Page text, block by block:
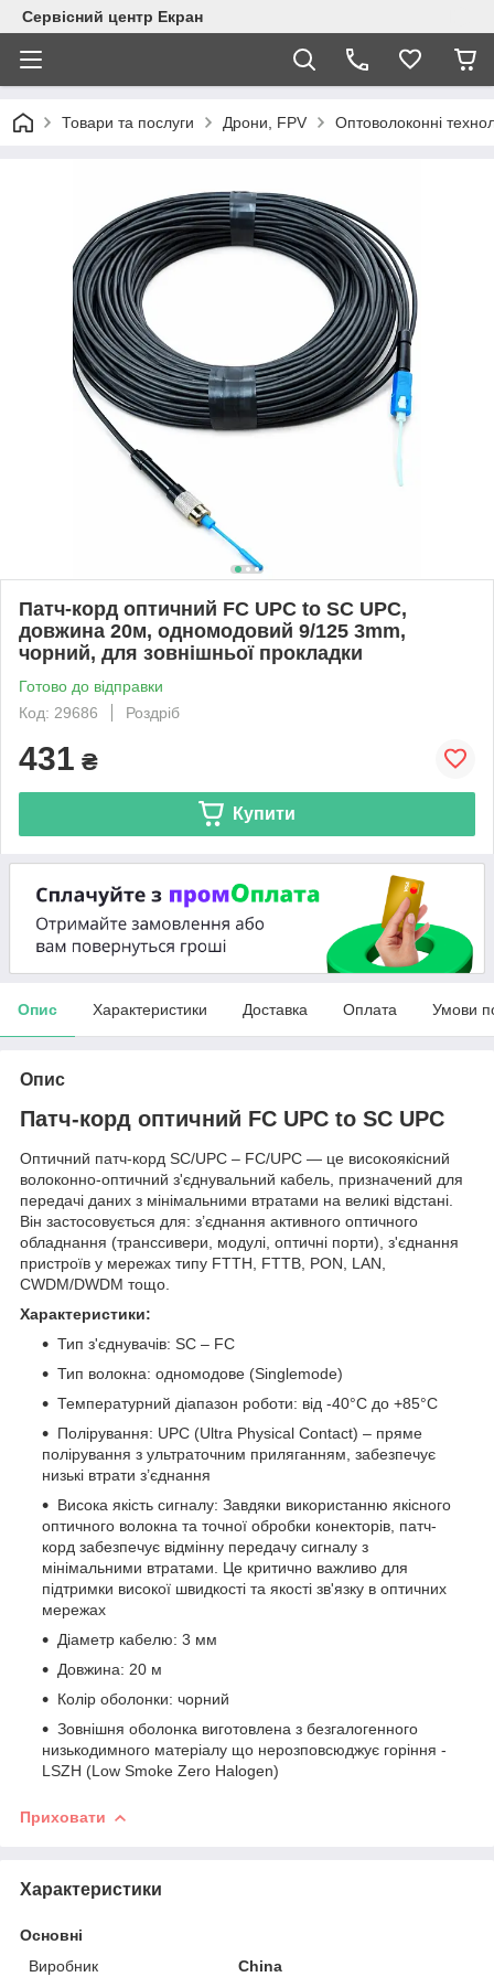
Сервісний центр Екран
Товари та послуги Дрони, FPV Оптоволоконні
Патч-корд оптичний FC UPC to SC UPC,
довжина 20м, одномодовий 9/125 3mm,
чорний, для зовнішньої прокладки
Готово до відправки
Код: 29686
Роздріб
431 ₴
Купити
Опис Характеристики Доставка Оплата Умови
Опис
Патч-корд оптичний FC UPC to SC UPC
Оптичний патч-корд SC/UPC – FC/UPC — це високоякісний
волоконно-оптичний з'єднувальний кабель, призначений для
передачі даних з мінімальними втратами на великі відстані.
Він застосовується для: з’єднання активного оптичного
обладнання (транссивери, модулі, оптичні порти), з'єднання
пристроїв у мережах типу FTTH, FTTB, PON, LAN,
CWDM/DWDM тощо.
Характеристики:
Тип з'єднувачів: SC – FC
Тип волокна: одномодове (Singlemode)
Температурний діапазон роботи: від -40°C до +85°C
Полірування: UPC (Ultra Physical Contact) – пряме
полірування з ультраточним приляганням, забезпечує
низькі втрати з’єднання
Висока якість сигналу: Завдяки використанню якісного
оптичного волокна та точної обробки конекторів, патч-
корд забезпечує відмінну передачу сигналу з
мінімальними втратами. Це критично важливо для
підтримки високої швидкості та якості зв'язку в оптичних
мережах
Діаметр кабелю: 3 мм
Довжина: 20 м
Колір оболонки: чорний
Зовнішня оболонка виготовлена з безгалогенного
низькодимного матеріалу що нерозповсюджує горіння -
LSZH (Low Smoke Zero Halogen)
Приховати
Характеристики
Основні
Виробник
China